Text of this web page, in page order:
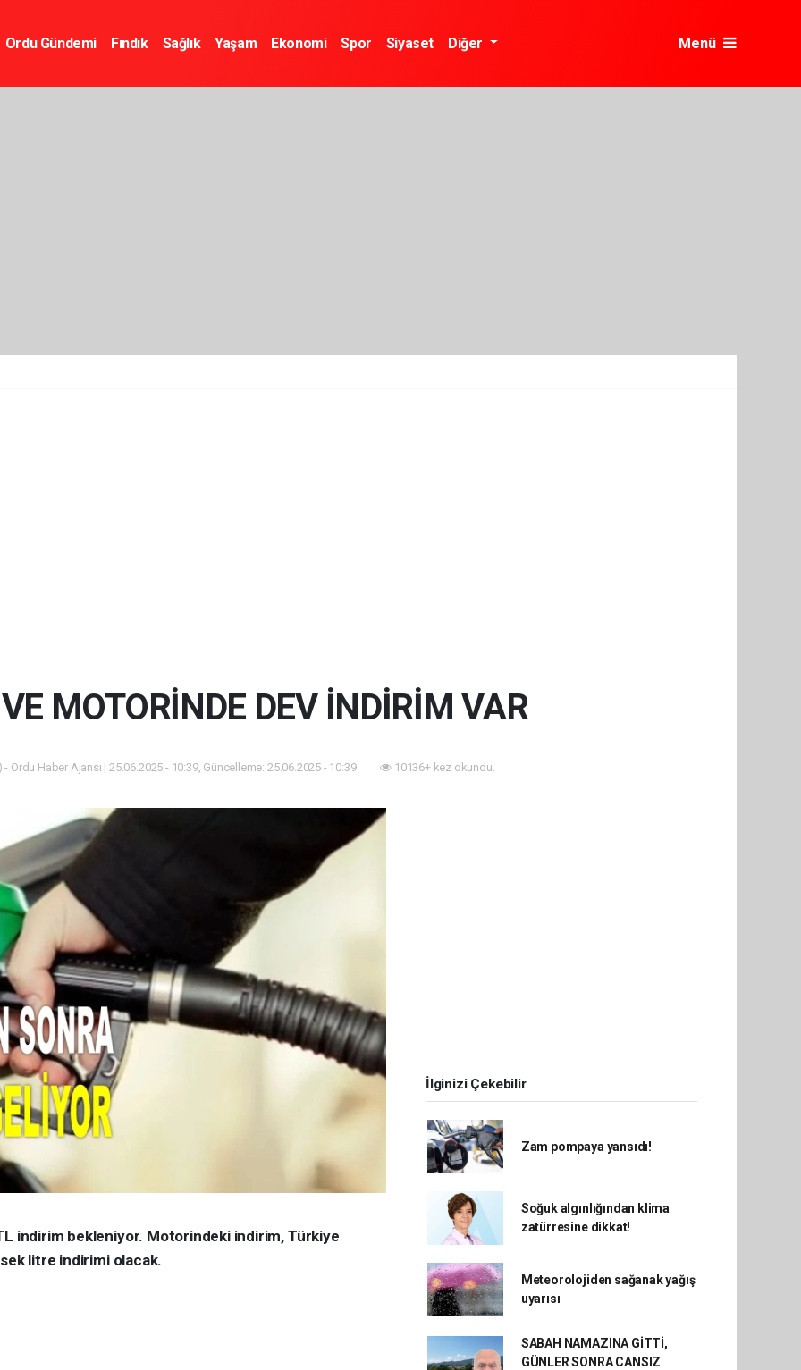
Ordu Gündemi Fındık Sağlık Yaşam Ekonomi Spor Siyaset Diğer Menü
MOTORİNDE DEV İNDİRİM VAR
- Ordu Haber Ajansı | 25.06.2025 - 10:39, Güncelleme: 25.06.2025 - 10:39 10136+ kez okundu.
indirim bekleniyor. Motorindeki indirim, Türkiye
litre indirimi olacak.
İlginizi Çekebilir
Zam pompaya yansıdı!
Soğuk algınlığından klima
zatürresine dikkat!
Meteorolojiden sağanak yağış
uyarısı
SABAH NAMAZINA GİTTİ,
GÜNLER SONRA CANSIZ